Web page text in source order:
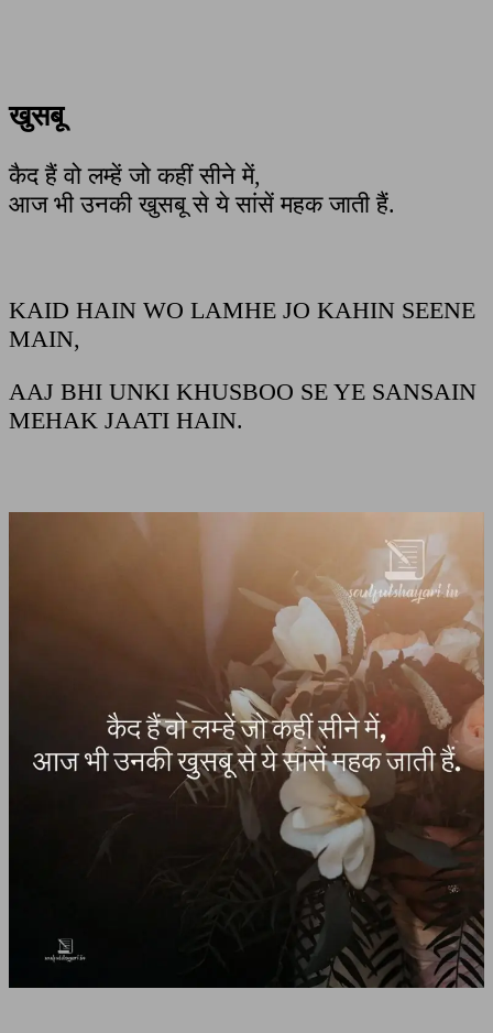
खुसबू
कैद हैं वो लम्हें जो कहीं सीने में,
आज भी उनकी खुसबू से ये सांसें महक जाती हैं.
KAID HAIN WO LAMHE JO KAHIN SEENE
MAIN,
AAJ BHI UNKI KHUSBOO SE YE SANSAIN
MEHAK JAATI HAIN.